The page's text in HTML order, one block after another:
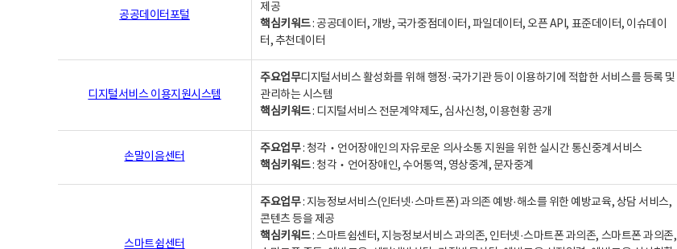
공공데이터포털
제공
핵심키워드: 공공데이터, 개방, 국가중점데이터, 파일데이터, 오픈 API, 표준데이터, 이슈데이
터, 추천데이터
디지털서비스 이용지원시스템
주요업무디지털서비스 활성화를 위해 행정·국가기관 등이 이용하기에 적합한 서비스를 등록 및
관리하는 시스템
핵심키워드: 디지털서비스 전문계약제도, 심사신청, 이용현황 공개
손말이음센터
주요업무: 청각‧언어장애인의 자유로운 의사소통 지원을 위한 실시간 통신중계서비스
핵심키워드: 청각‧언어장애인, 수어통역, 영상중계, 문자중계
스마트쉼센터
주요업무: 지능정보서비스(인터넷·스마트폰) 과의존 예방·해소를 위한 예방교육, 상담 서비스,
콘텐츠 등을 제공
핵심키워드: 스마트쉼센터, 지능정보서비스 과의존, 인터넷·스마트폰 과의존, 스마트폰 과의존,